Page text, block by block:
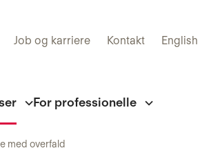
Job og karriere Kontakt English
For professionelle
med overfald